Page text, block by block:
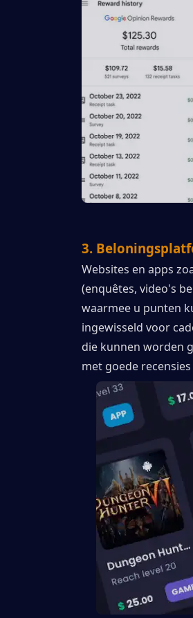
3.
Websites en apps
(enquêtes, video's
waarmee u punten
ingewisseld voor
die kunnen worden
met goede